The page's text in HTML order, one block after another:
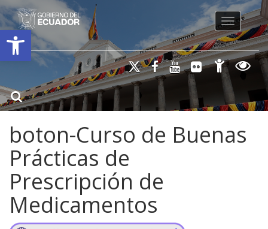
Open toolbar
Toggle
boton-Curso de Buenas
Prácticas de
Prescripción de
Medicamentos